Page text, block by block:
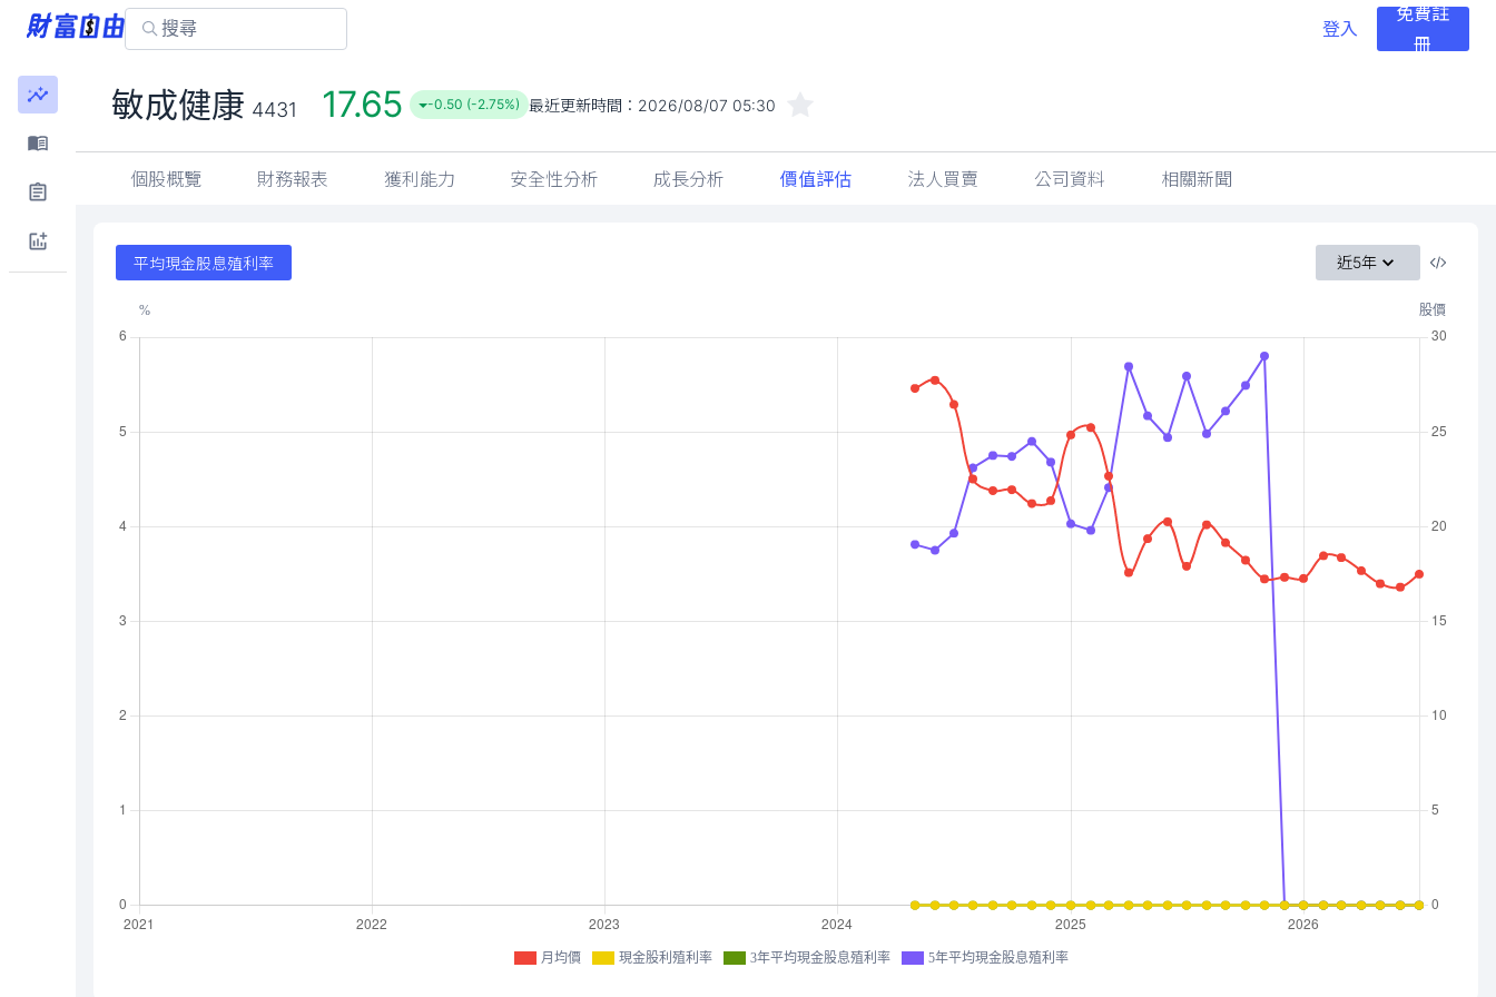
登入
免費註
冊
敏成健康 4431 17.65 -0.50 (-2.75%) 最近更新時間： 2026/08/07 05:30
個股概覽 財務報表 獲利能力 安全性分析 成長分析 價值評估 法人買賣 公司資料 相關新聞
平均現金股息殖利率 近5年
月均價 現金股利殖利率 3年平均現金股息殖利率 5年平均現金股息殖利率